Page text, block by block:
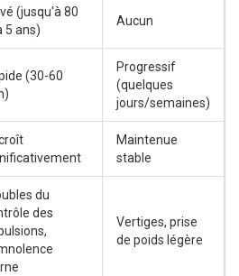
(jusqu'à 80
5 ans)
Aucun
(30-60
Progressif
(quelques
jours/semaines)
Maintenue
stable
du
des
Vertiges, prise
de poids légère